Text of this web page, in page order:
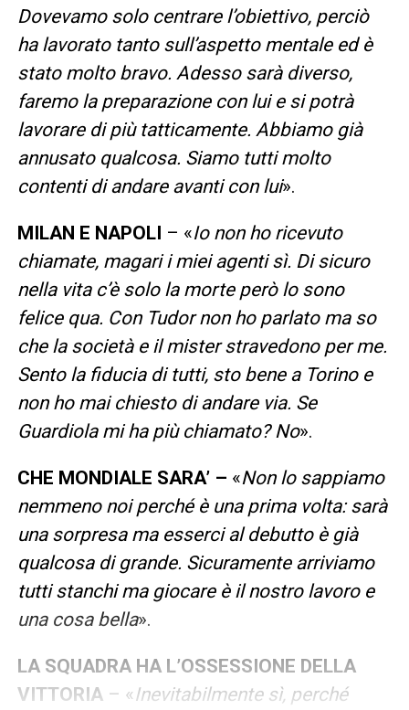
Dovevamo solo centrare l’obiettivo, perciò
ha lavorato tanto sull’aspetto mentale ed è
stato molto bravo. Adesso sarà diverso,
faremo la preparazione con lui e si potrà
lavorare di più tatticamente. Abbiamo già
annusato qualcosa. Siamo tutti molto
contenti di andare avanti con lui».
MILAN E NAPOLI – «Io non ho ricevuto
chiamate, magari i miei agenti sì. Di sicuro
nella vita c’è solo la morte però lo sono
felice qua. Con Tudor non ho parlato ma so
che la società e il mister stravedono per me.
Sento la fiducia di tutti, sto bene a Torino e
non ho mai chiesto di andare via. Se
Guardiola mi ha più chiamato? No».
CHE MONDIALE SARA’ – «Non lo sappiamo
nemmeno noi perché è una prima volta: sarà
una sorpresa ma esserci al debutto è già
qualcosa di grande. Sicuramente arriviamo
tutti stanchi ma giocare è il nostro lavoro e
una cosa bella».
LA SQUADRA HA L’OSSESSIONE DELLA
VITTORIA – «Inevitabilmente sì, perché